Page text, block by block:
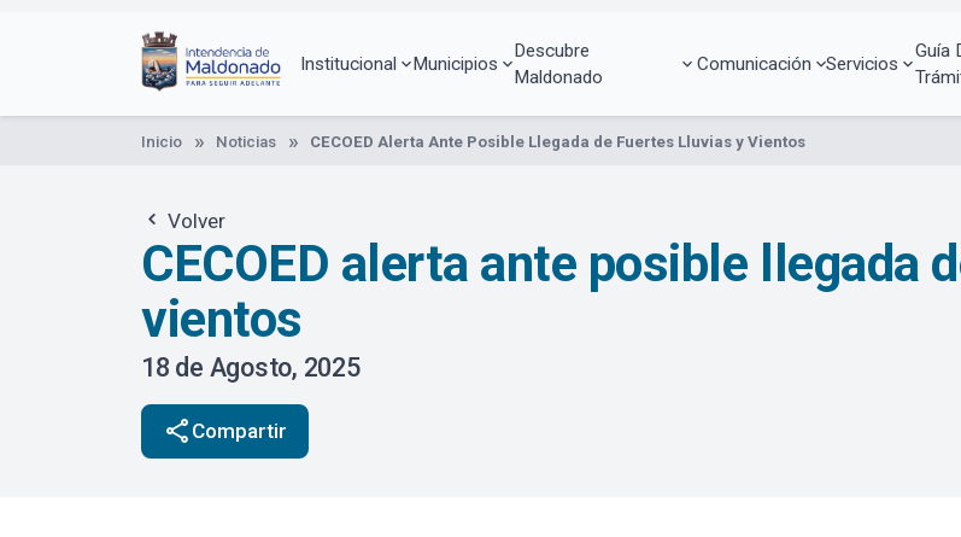
Institucional Municipios
Descubre
Maldonado
Comunicación Servicios
Guía
Inicio Noticias CECOED Alerta Ante Posible Llegada de Fuertes Lluvias y Vientos
Volver
CECOED alerta ante posible llegada
vientos
18 de Agosto, 2025
share Compartir